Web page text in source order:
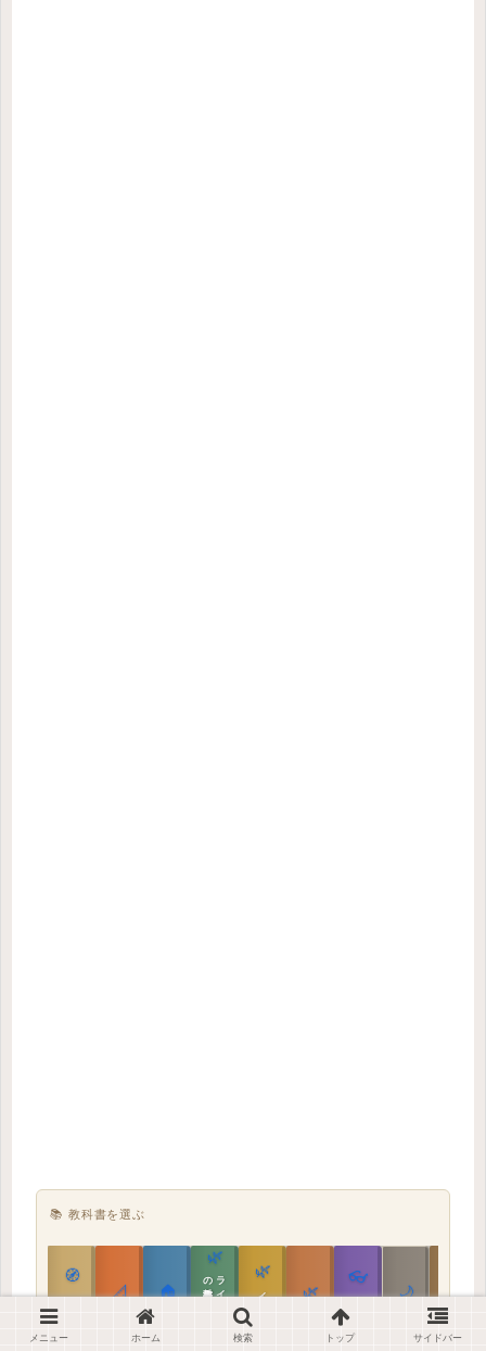
📚 教科書を選ぶ
🧭
家づくりの教科書 📐 🏠
🌿
ラ
イ
フ
ス
タ
イ
ル
の
教科書 🌿
インテリア設計 🌿
👓
🌙 日本の住まいと作法
メニュー ホーム 検索 トップ サイドバー